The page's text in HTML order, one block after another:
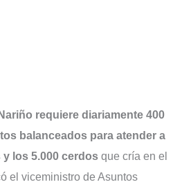
Nariño requiere diariamente 400
balanceados para atender a
los 5.000 cerdos que cría en el
el viceministro de Asuntos